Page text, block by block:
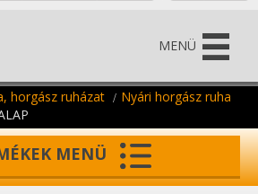
MENÜ
horgász ruházat
Nyári horgász ruha
MENÜ